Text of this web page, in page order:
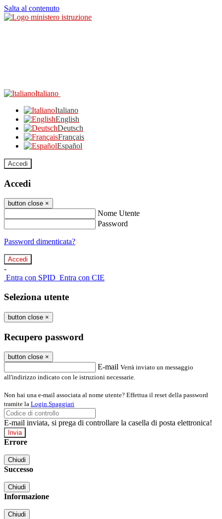
Salta al contenuto
Italiano
Italiano
English
Deutsch
Français
Español
Accedi
Accedi
button close ×
Nome Utente
Password
Password dimenticata?
-
Entra con SPID Entra con CIE
Seleziona utente
button close ×
Recupero password
button close ×
E-mail Verrà inviato un messaggio
all'indirizzo indicato con le istruzioni necessarie.
Non hai una e-mail associata al nome utente? Effettua il reset della password
tramite la Login Spaggiari
E-mail inviata, si prega di controllare la casella di posta elettronica!
Errore
Chiudi
Successo
Chiudi
Informazione
Chiudi